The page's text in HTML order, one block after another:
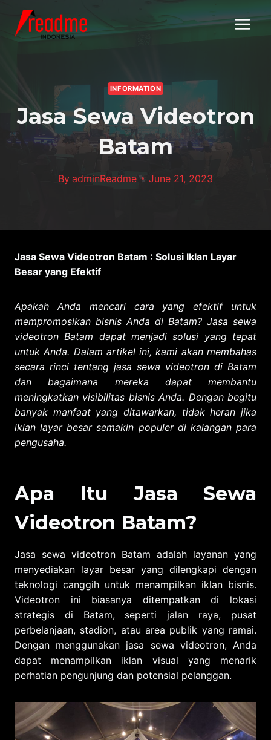
content
INFORMATION
Jasa Sewa Videotron
Batam
By adminReadme June 21, 2023
Jasa Sewa Videotron Batam : Solusi Iklan Layar
Besar yang Efektif
Apakah Anda mencari cara yang efektif untuk
mempromosikan bisnis Anda di Batam? Jasa sewa
videotron Batam dapat menjadi solusi yang tepat
untuk Anda. Dalam artikel ini, kami akan membahas
secara rinci tentang jasa sewa videotron di Batam
dan bagaimana mereka dapat membantu
meningkatkan visibilitas bisnis Anda. Dengan begitu
banyak manfaat yang ditawarkan, tidak heran jika
iklan layar besar semakin populer di kalangan para
pengusaha.
Apa Itu Jasa Sewa
Videotron Batam?
Jasa sewa videotron Batam adalah layanan yang
menyediakan layar besar yang dilengkapi dengan
teknologi canggih untuk menampilkan iklan bisnis.
Videotron ini biasanya ditempatkan di lokasi
strategis di Batam, seperti jalan raya, pusat
perbelanjaan, stadion, atau area publik yang ramai.
Dengan menggunakan jasa sewa videotron, Anda
dapat menampilkan iklan visual yang menarik
perhatian pengunjung dan potensial pelanggan.